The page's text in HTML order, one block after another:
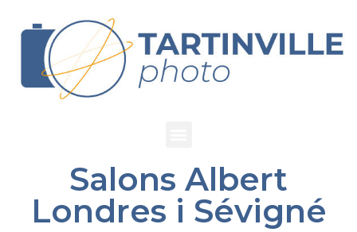
Salons Albert
Londres i Sévigné